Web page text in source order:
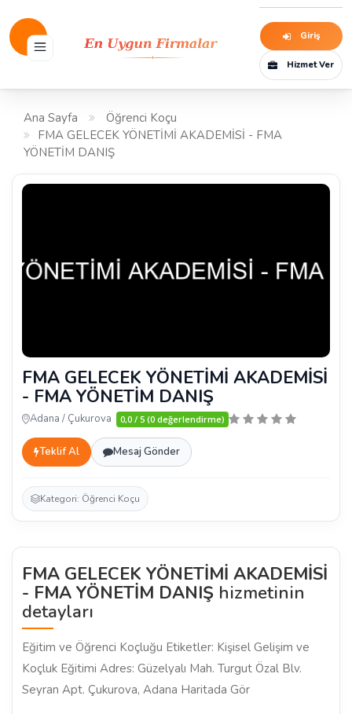
Giriş
Hizmet Ver
Ana Sayfa
Öğrenci Koçu
FMA GELECEK YÖNETİMİ AKADEMİSİ - FMA
YÖNETİM DANIŞ
FMA GELECEK YÖNETİMİ AKADEMİSİ
- FMA YÖNETİM DANIŞ
Adana / Çukurova 0,0 / 5 (0 değerlendirme)
Teklif Al Mesaj Gönder
Kategori: Öğrenci Koçu
FMA GELECEK YÖNETİMİ AKADEMİSİ
- FMA YÖNETİM DANIŞ hizmetinin
detayları
Eğitim ve Öğrenci Koçluğu Etiketler: Kişisel Gelişim ve
Koçluk Eğitimi Adres: Güzelyalı Mah. Turgut Özal Blv.
Seyran Apt. Çukurova, Adana Haritada Gör